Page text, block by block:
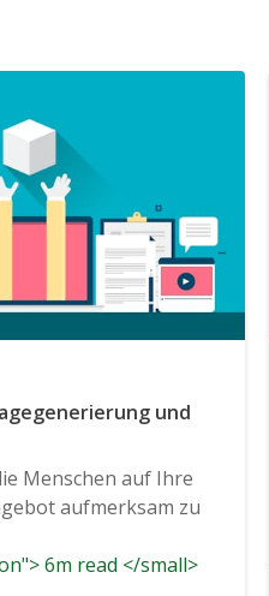
und
Menschen auf Ihre
aufmerksam zu
6m read </small>